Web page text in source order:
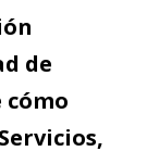
de
cómo